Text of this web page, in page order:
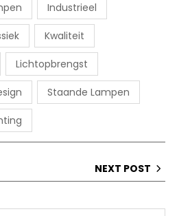
Industrieel
Kwaliteit
Lichtopbrengst
Staande Lampen
NEXT POST